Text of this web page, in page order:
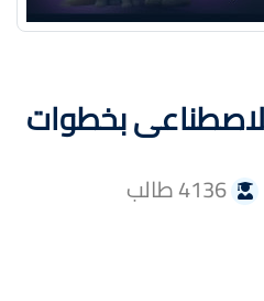
بخطوات
4136 طالب